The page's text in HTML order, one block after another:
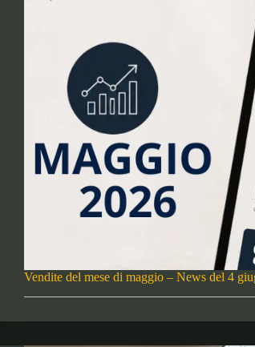
Vendite del mese di maggio – News del 4